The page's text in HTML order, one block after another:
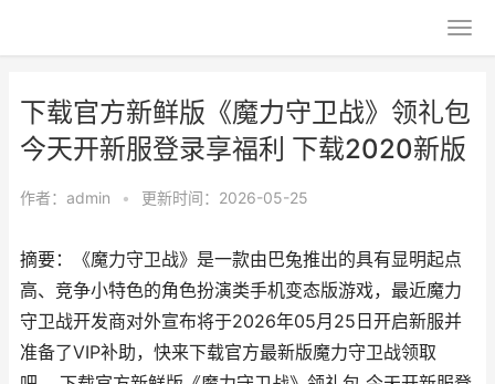
下载官方新鲜版《魔力守卫战》领礼包
今天开新服登录享福利 下载2020新版
作者： admin • 更新时间：2026-05-25
摘要：《魔力守卫战》是一款由巴兔推出的具有显明起点
高、竞争小特色的角色扮演类手机变态版游戏，最近魔力
守卫战开发商对外宣布将于2026年05月25日开启新服并
准备了VIP补助，快来下载官方最新版魔力守卫战领取